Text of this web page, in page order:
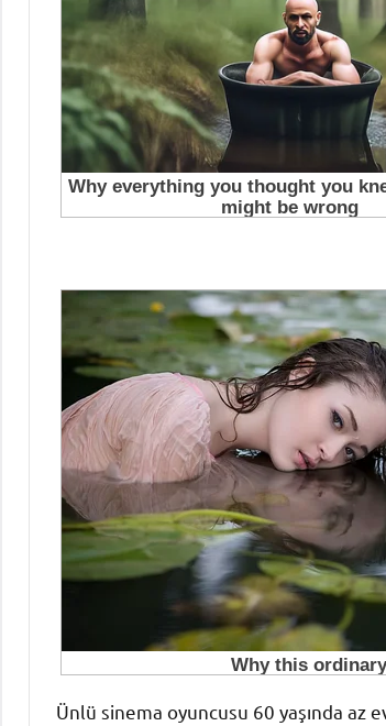
Ünlü sinema oyuncusu 60 yaşında az